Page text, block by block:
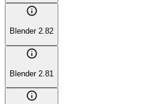
info
Blender 2.82
info
Blender 2.81
info